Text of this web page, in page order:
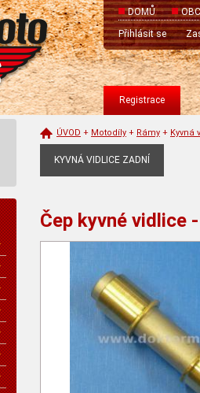
DOMŮ
Přihlásit se
Registrace
ÚVOD + Motodíly + Rámy + Kyvná
KYVNÁ VIDLICE ZADNÍ
Čep kyvné vidlice